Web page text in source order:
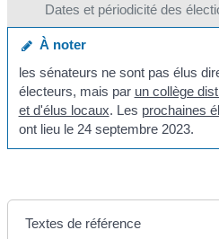
Dates et périodicité des
À noter
les sénateurs ne sont pas élus
électeurs, mais par un collège
et d'élus locaux. Les prochaines
ont lieu le 24 septembre 2023.
Textes de référence